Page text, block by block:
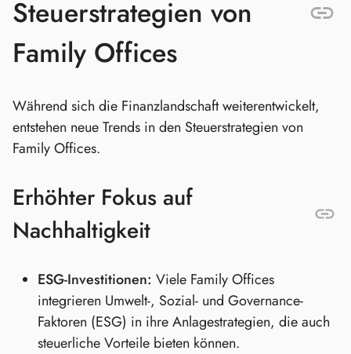
Steuerstrategien von
Family Offices
Während sich die Finanzlandschaft weiterentwickelt,
entstehen neue Trends in den Steuerstrategien von
Family Offices.
Erhöhter Fokus auf
Nachhaltigkeit
ESG-Investitionen: Viele Family Offices
integrieren Umwelt-, Sozial- und Governance-
Faktoren (ESG) in ihre Anlagestrategien, die auch
steuerliche Vorteile bieten können.